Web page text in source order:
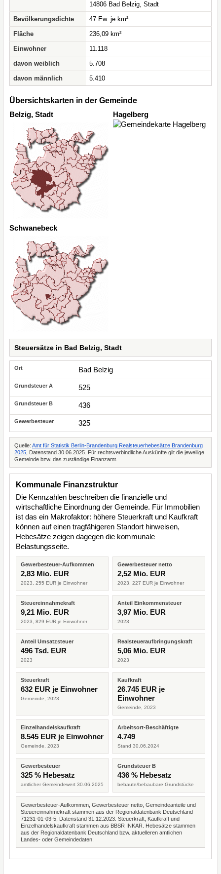
14806 Bad Belzig, Stadt
Bevölkerungsdichte
47 Ew. je km²
Fläche
236,09 km²
Einwohner
11.118
davon weiblich
5.708
davon männlich
5.410
Übersichtskarten in der Gemeinde
Belzig, Stadt
Hagelberg
Schwanebeck
Steuersätze in Bad Belzig, Stadt
Bad Belzig
525
436
325
Quelle: Amt für Statistik Berlin-Brandenburg Realsteuerhebesätze Brandenburg
2025 , Datenstand 30.06.2025. Für rechtsverbindliche Auskünfte gilt die jeweilige
Gemeinde bzw. das zuständige Finanzamt.
Kommunale Finanzstruktur
Die Kennzahlen beschreiben die finanzielle und
wirtschaftliche Einordnung der Gemeinde. Für Immobilien
ist das ein Makrofaktor: höhere Steuerkraft und Kaufkraft
können auf einen tragfähigeren Standort hinweisen,
Hebesätze zeigen dagegen die kommunale
Belastungsseite.
Gewerbesteuer-Aufkommen
2,83 Mio. EUR
2023, 255 EUR je Einwohner
Gewerbesteuer netto
2,52 Mio. EUR
2023, 227 EUR je Einwohner
Steuereinnahmekraft
9,21 Mio. EUR
2023, 829 EUR je Einwohner
Anteil Einkommensteuer
3,97 Mio. EUR
2023
Anteil Umsatzsteuer
496 Tsd. EUR
2023
Realsteueraufbringungskraft
5,06 Mio. EUR
2023
Steuerkraft
632 EUR je Einwohner
Gemeinde, 2023
Kaufkraft
26.745 EUR je
Einwohner
Gemeinde, 2023
Einzelhandelskaufkraft
8.545 EUR je Einwohner
Gemeinde, 2023
Arbeitsort-Beschäftigte
4.749
Stand 30.06.2024
Gewerbesteuer
325 % Hebesatz
amtlicher Gemeindewert 30.06.2025
Grundsteuer B
436 % Hebesatz
bebaute/bebaubare Grundstücke
Gewerbesteuer-Aufkommen, Gewerbesteuer netto, Gemeindeanteile und
Steuereinnahmekraft stammen aus der Regionaldatenbank Deutschland
71231-01-03-5, Datenstand 31.12.2023. Steuerkraft, Kaufkraft und
Einzelhandelskaufkraft stammen aus BBSR INKAR. Hebesätze stammen
aus der Regionaldatenbank Deutschland bzw. aktuelleren amtlichen
Landes- oder Gemeindedaten.